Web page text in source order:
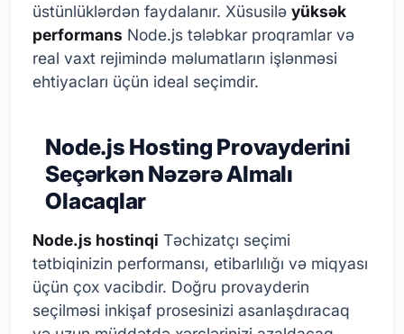
üstünlüklərdən faydalanır. Xüsusilə yüksək
performans Node.js tələbkar proqramlar və
real vaxt rejimində məlumatların işlənməsi
ehtiyacları üçün ideal seçimdir.
Node.js Hosting Provayderini
Seçərkən Nəzərə Almalı
Olacaqlar
Node.js hostinqi Təchizatçı seçimi
tətbiqinizin performansı, etibarlılığı və miqyası
üçün çox vacibdir. Doğru provayderin
seçilməsi inkişaf prosesinizi asanlaşdıracaq